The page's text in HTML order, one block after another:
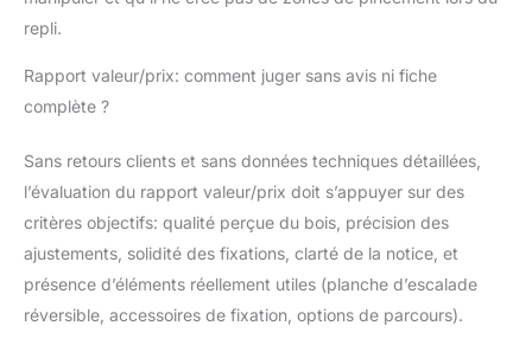
repli.
Rapport valeur/prix: comment juger sans avis ni fiche
complète ?
Sans retours clients et sans données techniques détaillées,
l’évaluation du rapport valeur/prix doit s’appuyer sur des
critères objectifs: qualité perçue du bois, précision des
ajustements, solidité des fixations, clarté de la notice, et
présence d’éléments réellement utiles (planche d’escalade
réversible, accessoires de fixation, options de parcours).